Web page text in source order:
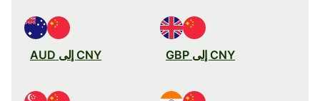
CNY إلى GBP CNY إلى AUD